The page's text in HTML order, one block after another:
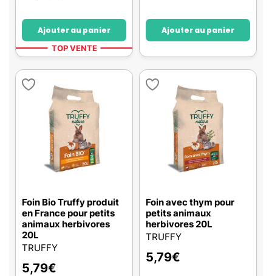
Ajouter au panier
TOP VENTE
Ajouter au panier
Foin Bio Truffy produit
en France pour petits
animaux herbivores
20L
TRUFFY
5,79€
Foin avec thym pour
petits animaux
herbivores 20L
TRUFFY
5,79€